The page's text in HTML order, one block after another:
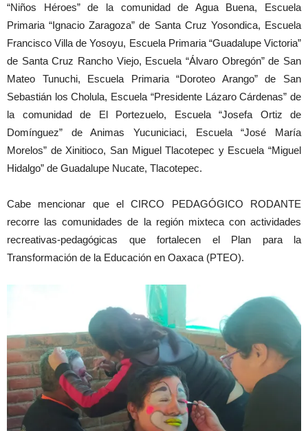
“Niños Héroes” de la comunidad de Agua Buena, Escuela
Primaria “Ignacio Zaragoza” de Santa Cruz Yosondica, Escuela
Francisco Villa de Yosoyu, Escuela Primaria “Guadalupe Victoria”
de Santa Cruz Rancho Viejo, Escuela “Álvaro Obregón” de San
Mateo Tunuchi, Escuela Primaria “Doroteo Arango” de San
Sebastián los Cholula, Escuela “Presidente Lázaro Cárdenas” de
la comunidad de El Portezuelo, Escuela “Josefa Ortiz de
Domínguez” de Animas Yucuniciaci, Escuela “José María
Morelos” de Xinitioco, San Miguel Tlacotepec y Escuela “Miguel
Hidalgo” de Guadalupe Nucate, Tlacotepec.
Cabe mencionar que el CIRCO PEDAGÓGICO RODANTE
recorre las comunidades de la región mixteca con actividades
recreativas-pedagógicas que fortalecen el Plan para la
Transformación de la Educación en Oaxaca (PTEO).